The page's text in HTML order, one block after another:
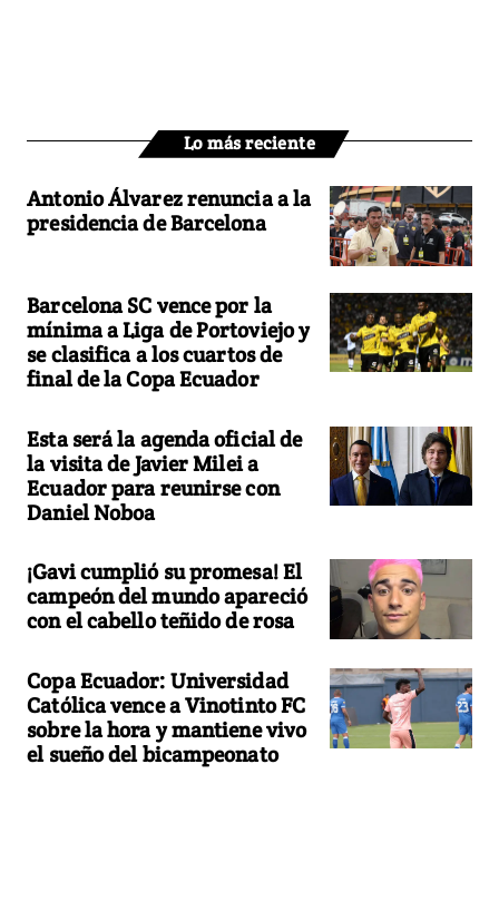
Lo más reciente
Antonio Álvarez renuncia a la
presidencia de Barcelona
Barcelona SC vence por la
mínima a Liga de Portoviejo y
se clasifica a los cuartos de
final de la Copa Ecuador
Esta será la agenda oficial de
la visita de Javier Milei a
Ecuador para reunirse con
Daniel Noboa
¡Gavi cumplió su promesa! El
campeón del mundo apareció
con el cabello teñido de rosa
Copa Ecuador: Universidad
Católica vence a Vinotinto FC
sobre la hora y mantiene vivo
el sueño del bicampeonato